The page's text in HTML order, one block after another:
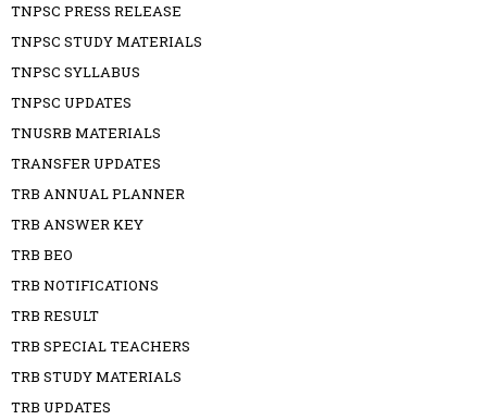
TNPSC PRESS RELEASE
TNPSC STUDY MATERIALS
TNPSC SYLLABUS
TNPSC UPDATES
TNUSRB MATERIALS
TRANSFER UPDATES
TRB ANNUAL PLANNER
TRB ANSWER KEY
TRB BEO
TRB NOTIFICATIONS
TRB RESULT
TRB SPECIAL TEACHERS
TRB STUDY MATERIALS
TRB UPDATES